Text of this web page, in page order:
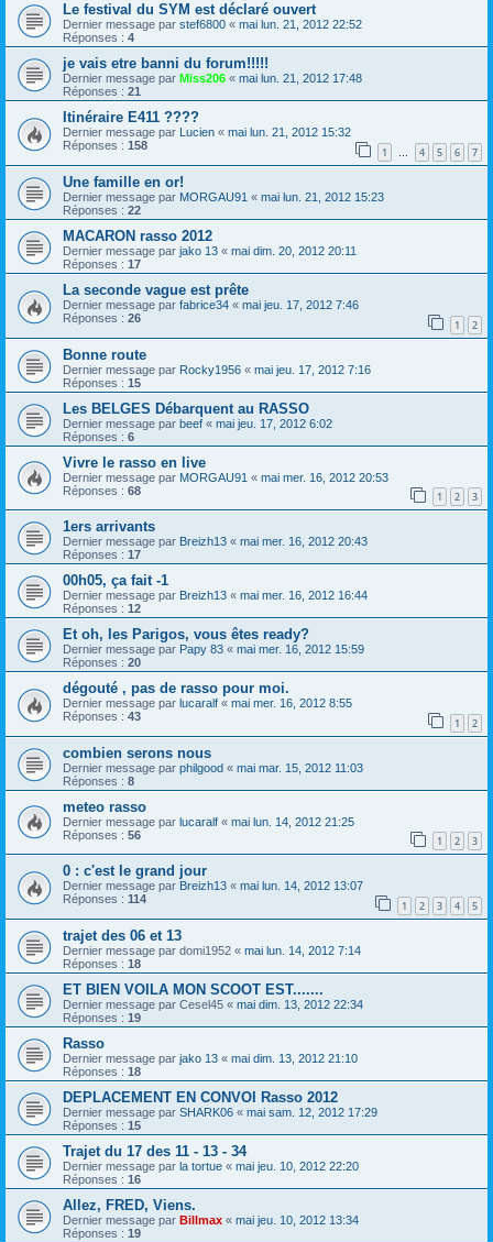
Le festival du SYM est déclaré ouvert
Dernier message par stef6800 « mai lun. 21, 2012 22:52
Réponses : 4
je vais etre banni du forum!!!!!
Dernier message par Miss206 « mai lun. 21, 2012 17:48
Réponses : 21
Itinéraire E411 ????
Dernier message par Lucien « mai lun. 21, 2012 15:32
Réponses : 158 1 … 4 5 6 7
Une famille en or!
Dernier message par MORGAU91 « mai lun. 21, 2012 15:23
Réponses : 22
MACARON rasso 2012
Dernier message par jako 13 « mai dim. 20, 2012 20:11
Réponses : 17
La seconde vague est prête
Dernier message par fabrice34 « mai jeu. 17, 2012 7:46
Réponses : 26 1 2
Bonne route
Dernier message par Rocky1956 « mai jeu. 17, 2012 7:16
Réponses : 15
Les BELGES Débarquent au RASSO
Dernier message par beef « mai jeu. 17, 2012 6:02
Réponses : 6
Vivre le rasso en live
Dernier message par MORGAU91 « mai mer. 16, 2012 20:53
Réponses : 68 1 2 3
1ers arrivants
Dernier message par Breizh13 « mai mer. 16, 2012 20:43
Réponses : 17
00h05, ça fait -1
Dernier message par Breizh13 « mai mer. 16, 2012 16:44
Réponses : 12
Et oh, les Parigos, vous êtes ready?
Dernier message par Papy 83 « mai mer. 16, 2012 15:59
Réponses : 20
dégouté , pas de rasso pour moi.
Dernier message par lucaralf « mai mer. 16, 2012 8:55
Réponses : 43 1 2
combien serons nous
Dernier message par philgood « mai mar. 15, 2012 11:03
Réponses : 8
meteo rasso
Dernier message par lucaralf « mai lun. 14, 2012 21:25
Réponses : 56 1 2 3
0 : c'est le grand jour
Dernier message par Breizh13 « mai lun. 14, 2012 13:07
Réponses : 114 1 2 3 4 5
trajet des 06 et 13
Dernier message par domi1952 « mai lun. 14, 2012 7:14
Réponses : 18
ET BIEN VOILA MON SCOOT EST.......
Dernier message par Cesel45 « mai dim. 13, 2012 22:34
Réponses : 19
Rasso
Dernier message par jako 13 « mai dim. 13, 2012 21:10
Réponses : 18
DEPLACEMENT EN CONVOI Rasso 2012
Dernier message par SHARK06 « mai sam. 12, 2012 17:29
Réponses : 15
Trajet du 17 des 11 - 13 - 34
Dernier message par la tortue « mai jeu. 10, 2012 22:20
Réponses : 16
Allez, FRED, Viens.
Dernier message par Billmax « mai jeu. 10, 2012 13:34
Réponses : 19